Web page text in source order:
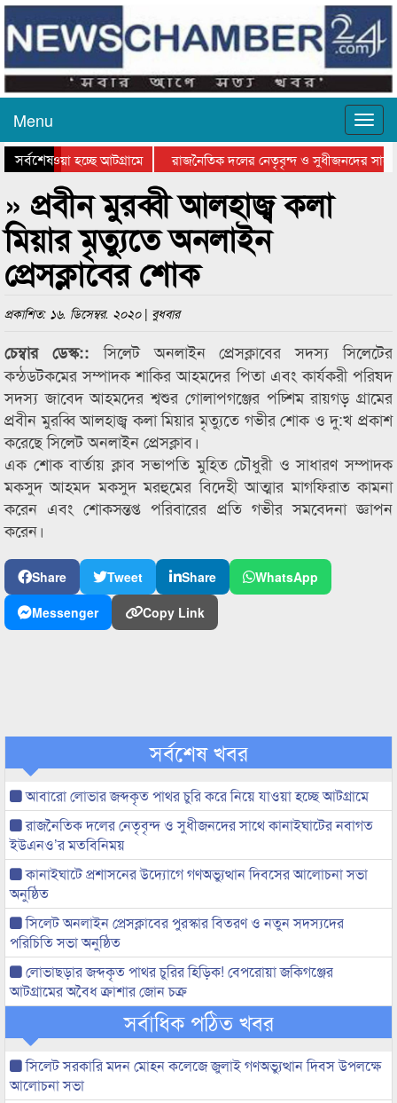
Menu
সর্বশেষ
যাওয়া হচ্ছে আটগ্রামে
রাজনৈতিক দলের নেতৃবৃন্দ ও সুধীজনদের সাথে
পুরস্কার বিতরণ সম্পন্ন
» প্রবীন মুরব্বী আলহাজ্ব কলা
মিয়ার মৃত্যুতে অনলাইন
প্রেসক্লাবের শোক
প্রকাশিত: ১৬. ডিসেম্বর. ২০২০ | বুধবার
চেম্বার ডেস্ক::সিলেট অনলাইন প্রেসক্লাবের সদস্য সিলেটের
কন্ঠডটকমের সম্পাদক শাকির আহমদের পিতা এবং কার্যকরী পরিষদ
সদস্য জাবেদ আহমদের শ্বশুর গোলাপগঞ্জের পচ্শিম রায়গড় গ্রামের
প্রবীন মুরব্বি আলহাজ্ব কলা মিয়ার মৃত্যুতে গভীর শোক ও দু:খ প্রকাশ
করেছে সিলেট অনলাইন প্রেসক্লাব।
এক শোক বার্তায় ক্লাব সভাপতি মুহিত চৌধুরী ও সাধারণ সম্পাদক
মকসুদ আহমদ মকসুদ মরহুমের বিদেহী আত্মার মাগফিরাত কামনা
করেন এবং শোকসন্তপ্ত পরিবারের প্রতি গভীর সমবেদনা জ্ঞাপন
করেন।
Share Tweet Share
WhatsApp
Messenger
Copy Link
সর্বশেষ খবর
আবারো লোভার জব্দকৃত পাথর চুরি করে নিয়ে যাওয়া হচ্ছে আটগ্রামে
রাজনৈতিক দলের নেতৃবৃন্দ ও সুধীজনদের সাথে কানাইঘাটের নবাগত
ইউএনও’র মতবিনিময়
কানাইঘাটে প্রশাসনের উদ্যোগে গণঅভ্যুত্থান দিবসের আলোচনা সভা
অনুষ্ঠিত
সিলেট অনলাইন প্রেসক্লাবের পুরস্কার বিতরণ ও নতুন সদস্যদের
পরিচিতি সভা অনুষ্ঠিত
লোভাছড়ার জব্দকৃত পাথর চুরির হিড়িক! বেপরোয়া জকিগঞ্জের
আটগ্রামের অবৈধ ক্রাশার জোন চক্র
সর্বাধিক পঠিত খবর
সিলেট সরকারি মদন মোহন কলেজে জুলাই গণঅভ্যুত্থান দিবস উপলক্ষে
আলোচনা সভা